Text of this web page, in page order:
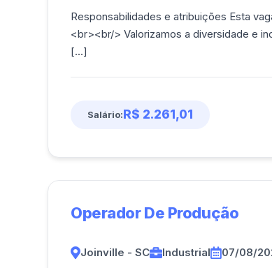
Responsabilidades e atribuições Esta
<br><br/> Valorizamos a diversidade e
[...]
Salário:R$ 2.261,01
Operador De Produção
Joinville - SC Industrial 07/08/